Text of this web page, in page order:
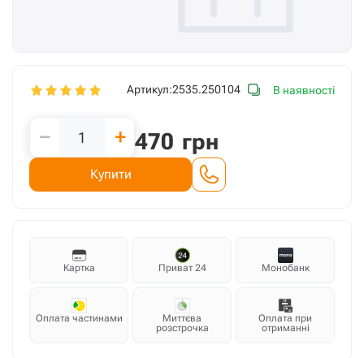
Артикул:2535.250104 В наявності
− + 470 грн
Купити
Картка Приват 24 Монобанк
Оплата частинами
Миттєва
розстрочка
Оплата при
отриманні